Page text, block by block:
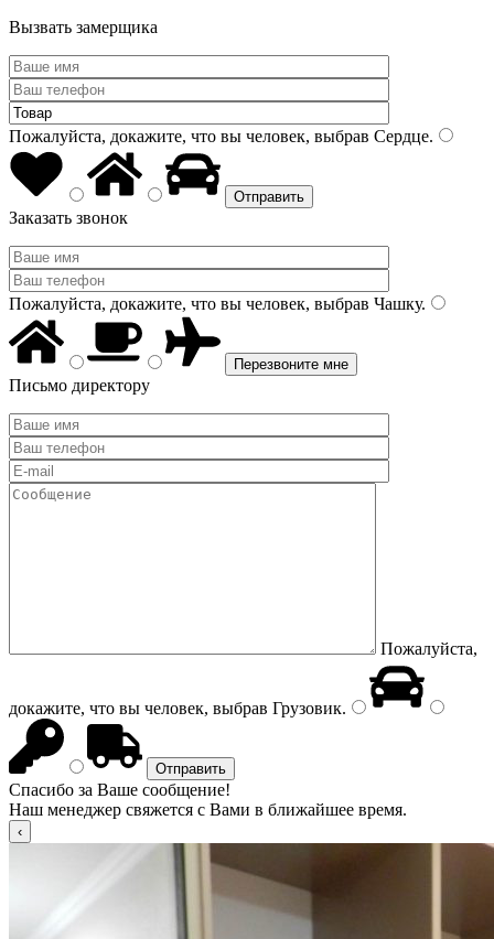
Вызвать замерщика
Пожалуйста, докажите, что вы человек, выбрав Сердце.
Заказать звонок
Пожалуйста, докажите, что вы человек, выбрав Чашку.
Письмо директору
Пожалуйста,
докажите, что вы человек, выбрав Грузовик.
Спасибо за Ваше сообщение!
Наш менеджер свяжется с Вами в ближайшее время.